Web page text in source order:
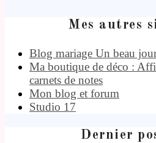
Mes autres
Blog mariage Un beau
Ma boutique de déco :
carnets de notes
Mon blog et forum
Studio 17
Dernier